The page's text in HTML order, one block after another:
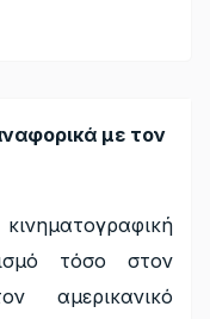
με τον
τόσο στον
αμερικανικό